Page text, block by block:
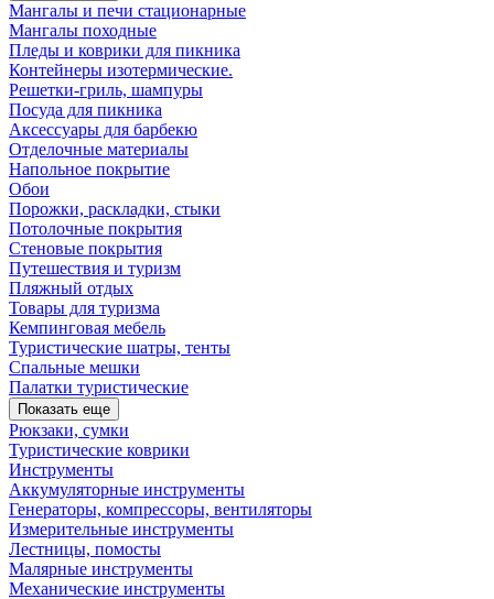
Мангалы и печи стационарные
Мангалы походные
Пледы и коврики для пикника
Контейнеры изотермические.
Решетки-гриль, шампуры
Посуда для пикника
Аксессуары для барбекю
Отделочные материалы
Напольное покрытие
Обои
Порожки, раскладки, стыки
Потолочные покрытия
Стеновые покрытия
Путешествия и туризм
Пляжный отдых
Товары для туризма
Кемпинговая мебель
Туристические шатры, тенты
Спальные мешки
Палатки туристические
Показать еще
Рюкзаки, сумки
Туристические коврики
Инструменты
Аккумуляторные инструменты
Генераторы, компрессоры, вентиляторы
Измерительные инструменты
Лестницы, помосты
Малярные инструменты
Механические инструменты